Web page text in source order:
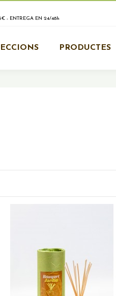
- ENTREGA EN 24/48h
PRODUCTES